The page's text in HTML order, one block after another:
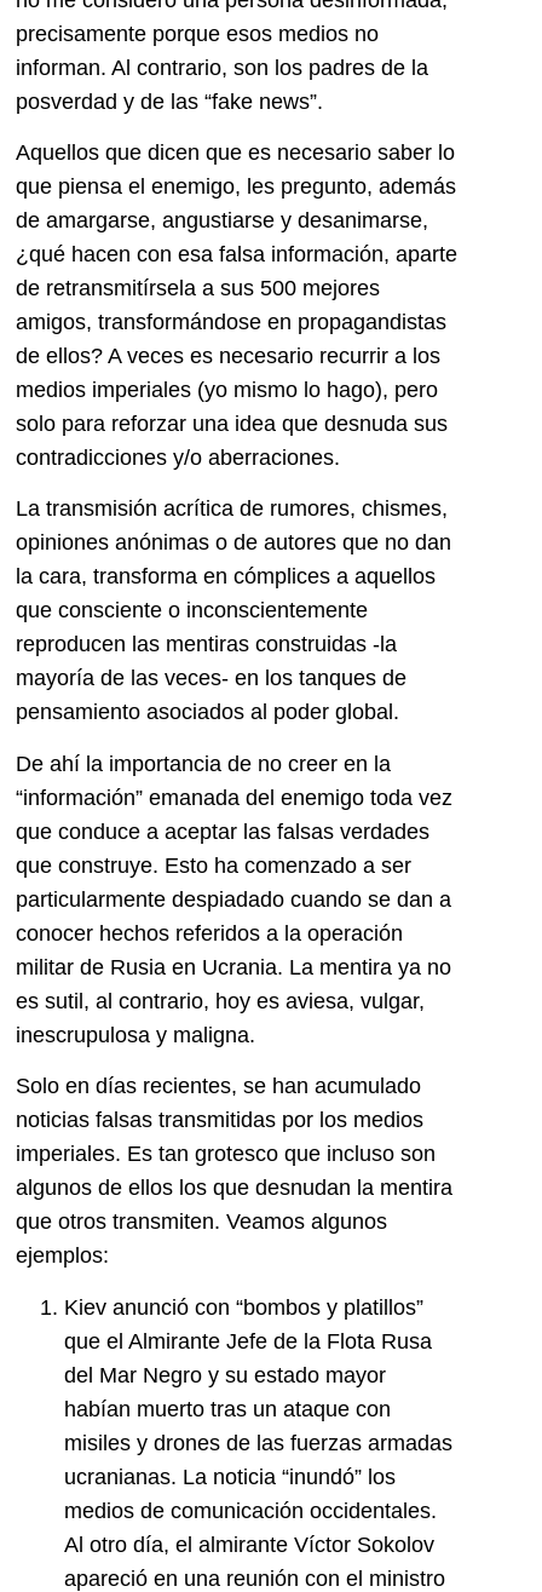
precisamente porque esos medios no
informan. Al contrario, son los padres de la
posverdad y de las “fake news”.
Aquellos que dicen que es necesario saber lo
que piensa el enemigo, les pregunto, además
de amargarse, angustiarse y desanimarse,
¿qué hacen con esa falsa información, aparte
de retransmitírsela a sus 500 mejores
amigos, transformándose en propagandistas
de ellos? A veces es necesario recurrir a los
medios imperiales (yo mismo lo hago), pero
solo para reforzar una idea que desnuda sus
contradicciones y/o aberraciones.
La transmisión acrítica de rumores, chismes,
opiniones anónimas o de autores que no dan
la cara, transforma en cómplices a aquellos
que consciente o inconscientemente
reproducen las mentiras construidas -la
mayoría de las veces- en los tanques de
pensamiento asociados al poder global.
De ahí la importancia de no creer en la
“información” emanada del enemigo toda vez
que conduce a aceptar las falsas verdades
que construye. Esto ha comenzado a ser
particularmente despiadado cuando se dan a
conocer hechos referidos a la operación
militar de Rusia en Ucrania. La mentira ya no
es sutil, al contrario, hoy es aviesa, vulgar,
inescrupulosa y maligna.
Solo en días recientes, se han acumulado
noticias falsas transmitidas por los medios
imperiales. Es tan grotesco que incluso son
algunos de ellos los que desnudan la mentira
que otros transmiten. Veamos algunos
ejemplos:
Kiev anunció con “bombos y platillos”
que el Almirante Jefe de la Flota Rusa
del Mar Negro y su estado mayor
habían muerto tras un ataque con
misiles y drones de las fuerzas armadas
ucranianas. La noticia “inundó” los
medios de comunicación occidentales.
Al otro día, el almirante Víctor Sokolov
apareció en una reunión con el ministro